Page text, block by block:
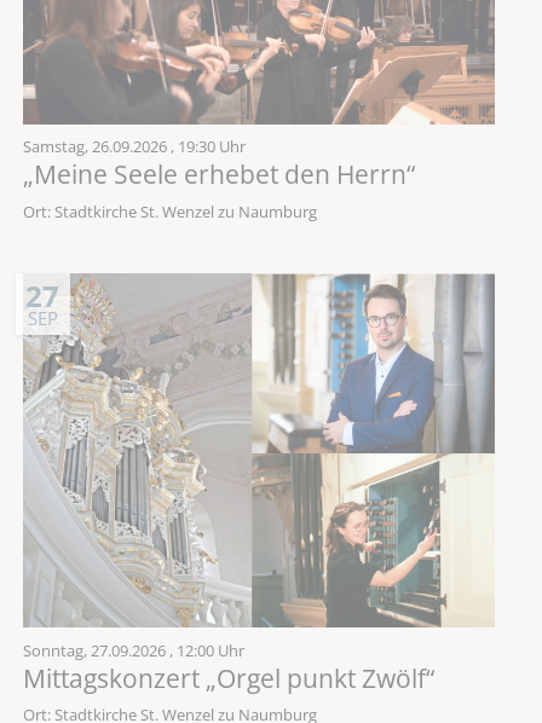
Samstag,26.09.2026 , 19:30 Uhr
„Meine Seele erhebet den Herrn“
Ort: Stadtkirche St. Wenzel zu Naumburg
27
SEP
Sonntag,27.09.2026 , 12:00 Uhr
Mittagskonzert „Orgel punkt Zwölf“
Ort: Stadtkirche St. Wenzel zu Naumburg